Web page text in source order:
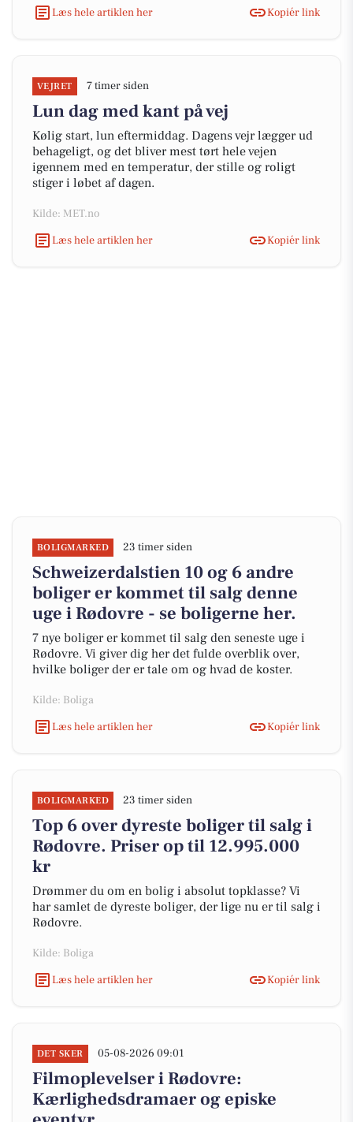
Læs hele artiklen her
Kopiér link
VEJRET 7 timer siden
Lun dag med kant på vej
Kølig start, lun eftermiddag. Dagens vejr lægger ud
behageligt, og det bliver mest tørt hele vejen
igennem med en temperatur, der stille og roligt
stiger i løbet af dagen.
Kilde: MET.no
Læs hele artiklen her
Kopiér link
BOLIGMARKED 23 timer siden
Schweizerdalstien 10 og 6 andre
boliger er kommet til salg denne
uge i Rødovre - se boligerne her.
7 nye boliger er kommet til salg den seneste uge i
Rødovre. Vi giver dig her det fulde overblik over,
hvilke boliger der er tale om og hvad de koster.
Kilde: Boliga
Læs hele artiklen her
Kopiér link
BOLIGMARKED 23 timer siden
Top 6 over dyreste boliger til salg i
Rødovre. Priser op til 12.995.000
kr
Drømmer du om en bolig i absolut topklasse? Vi
har samlet de dyreste boliger, der lige nu er til salg i
Rødovre.
Kilde: Boliga
Læs hele artiklen her
Kopiér link
DET SKER 05-08-2026 09:01
Filmoplevelser i Rødovre:
Kærlighedsdramaer og episke